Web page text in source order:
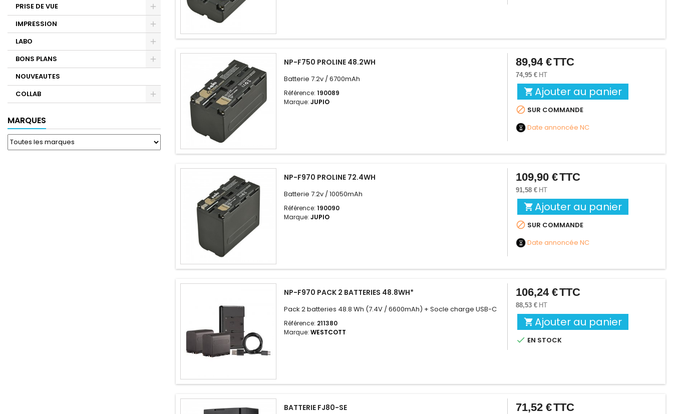
PRISE DE VUE
IMPRESSION
LABO
BONS PLANS
NOUVEAUTES
COLLAB
MARQUES
NP-F750 PROLINE 48.2WH
Batterie 7.2v / 6700mAh
Référence: 190089
Marque: JUPIO
Prix
89,94 €TTC
74,95 € HT
 Ajouter au panier
 SUR COMMANDE
Date annoncée NC
NP-F970 PROLINE 72.4WH
Batterie 7.2v / 10050mAh
Référence: 190090
Marque: JUPIO
Prix
109,90 €TTC
91,58 € HT
 Ajouter au panier
 SUR COMMANDE
Date annoncée NC
NP-F970 PACK 2 BATTERIES 48.8WH*
Pack 2 batteries 48.8 Wh (7.4V / 6600mAh) + Socle charge USB-C
Référence: 211380
Marque: WESTCOTT
Prix
106,24 €TTC
88,53 € HT
 Ajouter au panier
 EN STOCK
BATTERIE FJ80-SE Prix
71,52 €TTC